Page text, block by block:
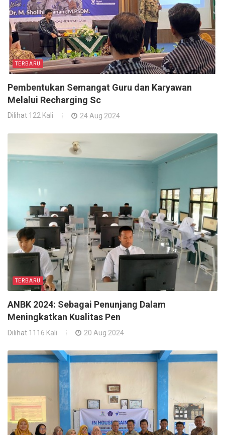
TERBARU
Pembentukan Semangat Guru dan Karyawan
Melalui Recharging Sc
Dilihat 122 Kali 24 Aug 2024
TERBARU
ANBK 2024: Sebagai Penunjang Dalam
Meningkatkan Kualitas Pen
Dilihat 1116 Kali 20 Aug 2024